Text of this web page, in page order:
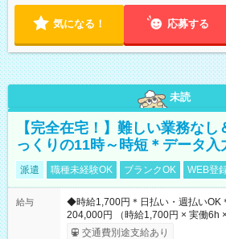
気になる！ 応募する
未読
【完全在宅！】難しい業務な
っくりの11時～時短＊データ入
派遣 職種未経験OK ブランクOK WEB登
給与
◆時給1,700円＊日払い・週払いOK
204,000円 （時給1,700円 × 実働6h ×
交通費別途支給あり